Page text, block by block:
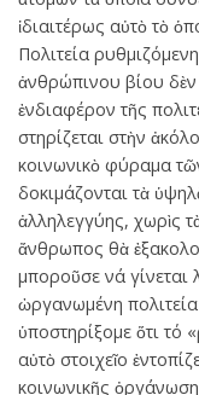
ἰδιαιτέρως αὐτὸ τὸ
Πολιτεία
ἀνθρώπινου βίου δὲν
ἐνδιαφέρον τῆς
στηρίζεται στὴν
κοινωνικὸ φύραμα
δοκιμάζονται τὰ
ἀλληλεγγύης, χωρὶς
ἄνθρωπος θὰ
μποροῦσε νά γίνεται
ὠργανωμένη
ὑποστηρίξομε ὅτι τό
αὐτὸ στοιχεῖο
κοινωνικῆς